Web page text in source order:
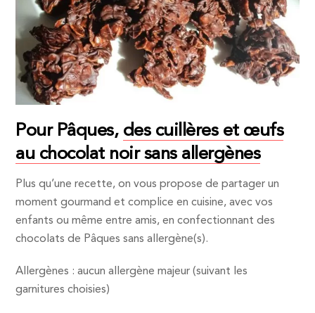
Pour Pâques, des cuillères et œufs
au chocolat noir sans allergènes
Plus qu’une recette, on vous propose de partager un
moment gourmand et complice en cuisine, avec vos
enfants ou même entre amis, en confectionnant des
chocolats de Pâques sans allergène(s).
Allergènes : aucun allergène majeur (suivant les
garnitures choisies)